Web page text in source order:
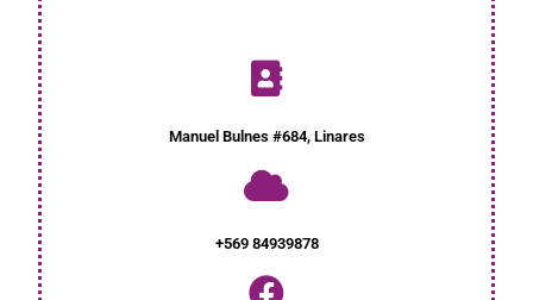
Manuel Bulnes #684, Linares
+569 84939878